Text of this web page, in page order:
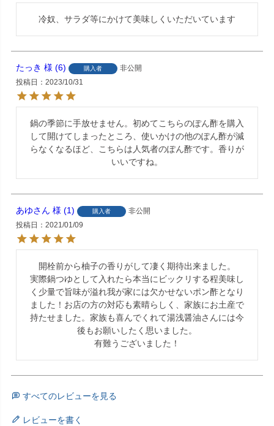
冷奴、サラダ等にかけて美味しくいただいています
たっき 6 購入者
非公開
投稿日
2023/10/31
鍋の季節に手放せません。初めてこちらのぽん酢を購入
して開けてしまったところ、使いかけの他のぽん酢が減
らなくなるほど、こちらは人気者のぽん酢です。香りが
いいですね。
あゆさん 1 購入者
非公開
投稿日
2021/01/09
開栓前から柚子の香りがして凄く期待出来ました。
実際鍋つゆとして入れたら本当にビックリする程美味し
く少量で旨味が溢れ我が家には欠かせないポン酢となり
ました！お店の方の対応も素晴らしく、家族にお土産で
持たせました。家族も喜んでくれて湯浅醤油さんには今
後もお願いしたく思いました。
有難うございました！
すべてのレビューを見る
レビューを書く